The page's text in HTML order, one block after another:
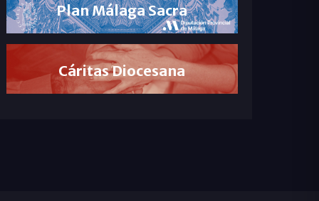
Plan Málaga Sacra
Cáritas Diocesana